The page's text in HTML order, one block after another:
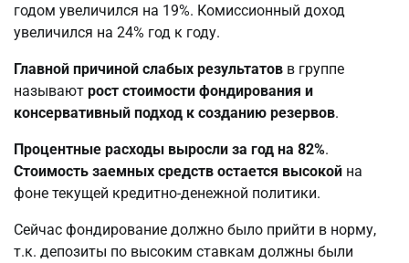
годом увеличился на 19%. Комиссионный доход
увеличился на 24% год к году.
Главной причиной слабых результатов в группе
называют рост стоимости фондирования и
консервативный подход к созданию резервов.
Процентные расходы выросли за год на 82%.
Стоимость заемных средств остается высокой на
фоне текущей кредитно-денежной политики.
Сейчас фондирование должно было прийти в норму,
т.к. депозиты по высоким ставкам должны были